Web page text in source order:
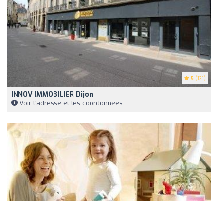
5 (121)
INNOV IMMOBILIER Dijon
Voir l'adresse et les coordonnées